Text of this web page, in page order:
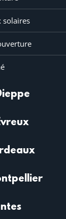
solaires